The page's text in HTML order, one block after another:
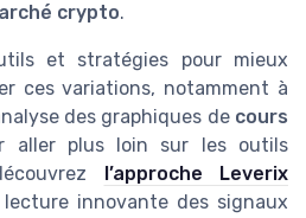
crypto.
et stratégies pour mieux
ces variations, notamment à
des graphiques de cours
aller plus loin sur les outils
l’approche Leverix
innovante des signaux